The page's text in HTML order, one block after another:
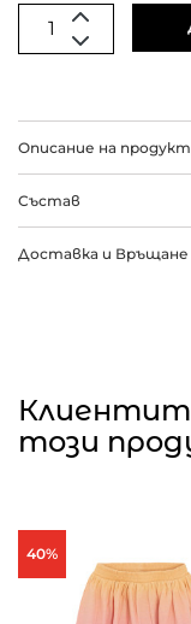
Описание на
Състав
Доставка и Връщане
този
40%